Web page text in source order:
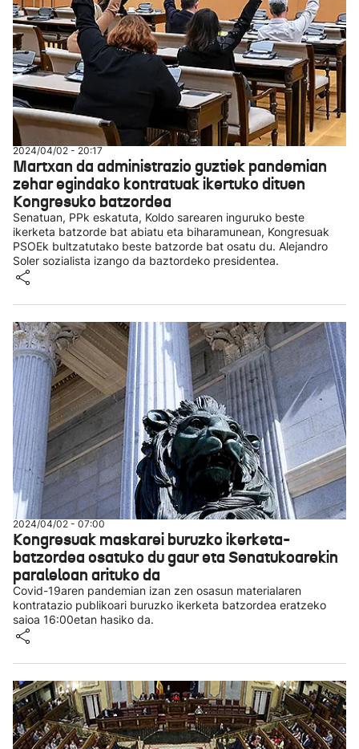
2024/04/02 - 20:17
Martxan da administrazio guztiek pandemian
zehar egindako kontratuak ikertuko dituen
Kongresuko batzordea
Senatuan, PPk eskatuta, Koldo sarearen inguruko beste
ikerketa batzorde bat abiatu eta biharamunean, Kongresuak
PSOEk bultzatutako beste batzorde bat osatu du. Alejandro
Soler sozialista izango da baztordeko presidentea.
2024/04/02 - 07:00
Kongresuak maskarei buruzko ikerketa-
batzordea osatuko du gaur eta Senatukoarekin
paraleloan arituko da
Covid-19aren pandemian izan zen osasun materialaren
kontratazio publikoari buruzko ikerketa batzordea eratzeko
saioa 16:00etan hasiko da.